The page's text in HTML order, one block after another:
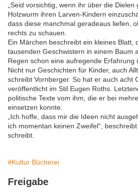
„Seid vorsichtig, wenn ihr über die
Holzwurm ihren Larven-Kindern
dass diese manchmal geradeaus liefen,
rechts zu schauen.
Ein Märchen beschreibt ein kleines Blatt,
tausenden Geschwistern in einem Baum
Regen schon eine aufregende Erfahrung
Nicht nur Geschichten für Kinder, auch
schreibt Vornberger. So hat er auch acht
veröffentlicht im Stil Eugen Roths.
politische Texte vom ihm, die er bei
einsetzen konnte.
„Ich hoffe, dass mir die Ideen nicht
ich momentan keinen Zweifel“,
schreibt.
#Kultur Bücherei
Freigabe